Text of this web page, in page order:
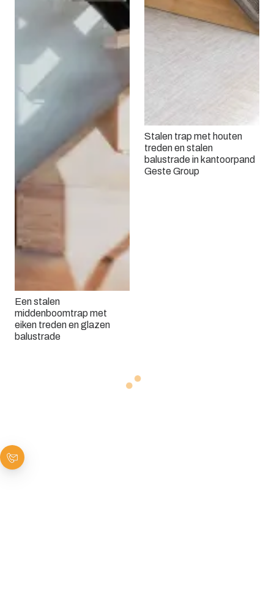
Een stalen
middenboomtrap met
eiken treden en glazen
balustrade
Stalen trap met houten
treden en stalen
balustrade in kantoorpand
Geste Group